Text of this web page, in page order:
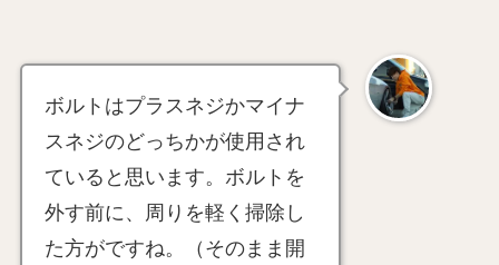
ボルトはプラスネジかマイナ
スネジのどっちかが使用され
ていると思います。ボルトを
外す前に、周りを軽く掃除し
た方がですね。（そのまま開